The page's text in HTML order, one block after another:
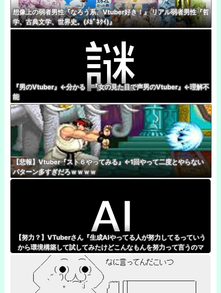
想像上の弱者男性『なろう系、Vtuber好き！』 リアル弱者男性『哲
学、古典文学、世界史。(ﾒｶﾞﾈｸｲ)』
『男のVtuber』←分かる 『女の見た目で声男のVtuber』←理解不
能
【悲報】Vtuber『スト６やってみる』←1回やって二度とやらない
パターン多すぎだろｗｗｗｗ
【努力？】VTuberさん『生成AIやってる人が努力してるっていう
から環境構築して試してみたけどこんなもんを努力って言うのマ
ジ？』